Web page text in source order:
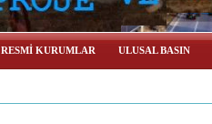
RESMİ KURUMLAR ULUSAL BASIN